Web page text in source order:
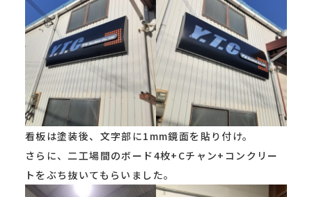
看板は塗装後、文字部に1mm鏡面を貼り付け。
さらに、二工場間のボード4枚+Cチャン+コンクリー
トをぶち抜いてもらいました。